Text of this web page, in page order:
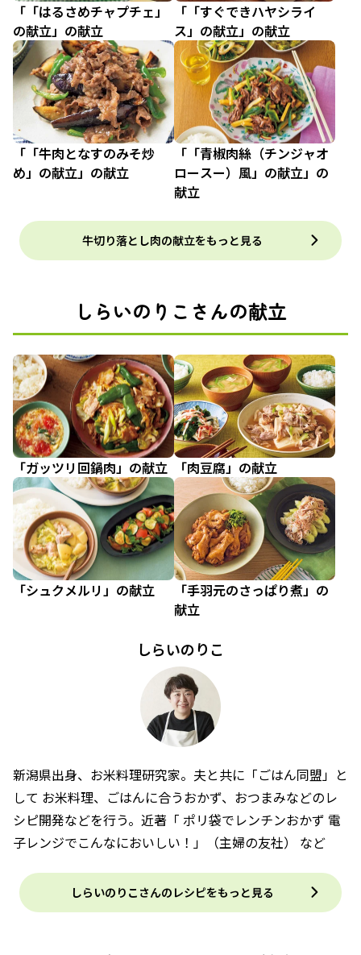
「「はるさめチャプチェ」
の献立」の献立
「「すぐできハヤシライ
ス」の献立」の献立
「「牛肉となすのみそ炒
め」の献立」の献立
「「青椒肉絲（チンジャオ
ロースー）風」の献立」の
献立
牛切り落とし肉の献立をもっと見る
しらいのりこさんの献立
「ガッツリ回鍋肉」の献立 「肉豆腐」の献立
「シュクメルリ」の献立
「手羽元のさっぱり煮」の
献立
しらいのりこ
新潟県出身、お米料理研究家。夫と共に「ごはん同盟」と
して お米料理、ごはんに合うおかず、おつまみなどのレ
シピ開発などを行う。近著「 ポリ袋でレンチンおかず 電
子レンジでこんなにおいしい！」（主婦の友社） など
しらいのりこさんのレシピをもっと見る